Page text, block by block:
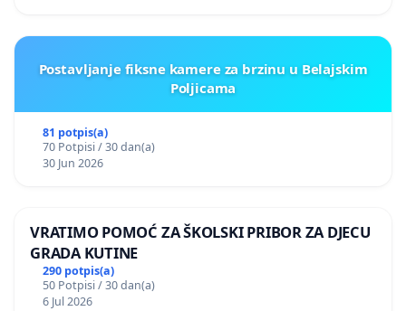
Postavljanje fiksne kamere za brzinu u Belajskim
Poljicama
81 potpis(a)
70 Potpisi / 30 dan(a)
30 Jun 2026
VRATIMO POMOĆ ZA ŠKOLSKI PRIBOR ZA DJECU
GRADA KUTINE
290 potpis(a)
50 Potpisi / 30 dan(a)
6 Jul 2026